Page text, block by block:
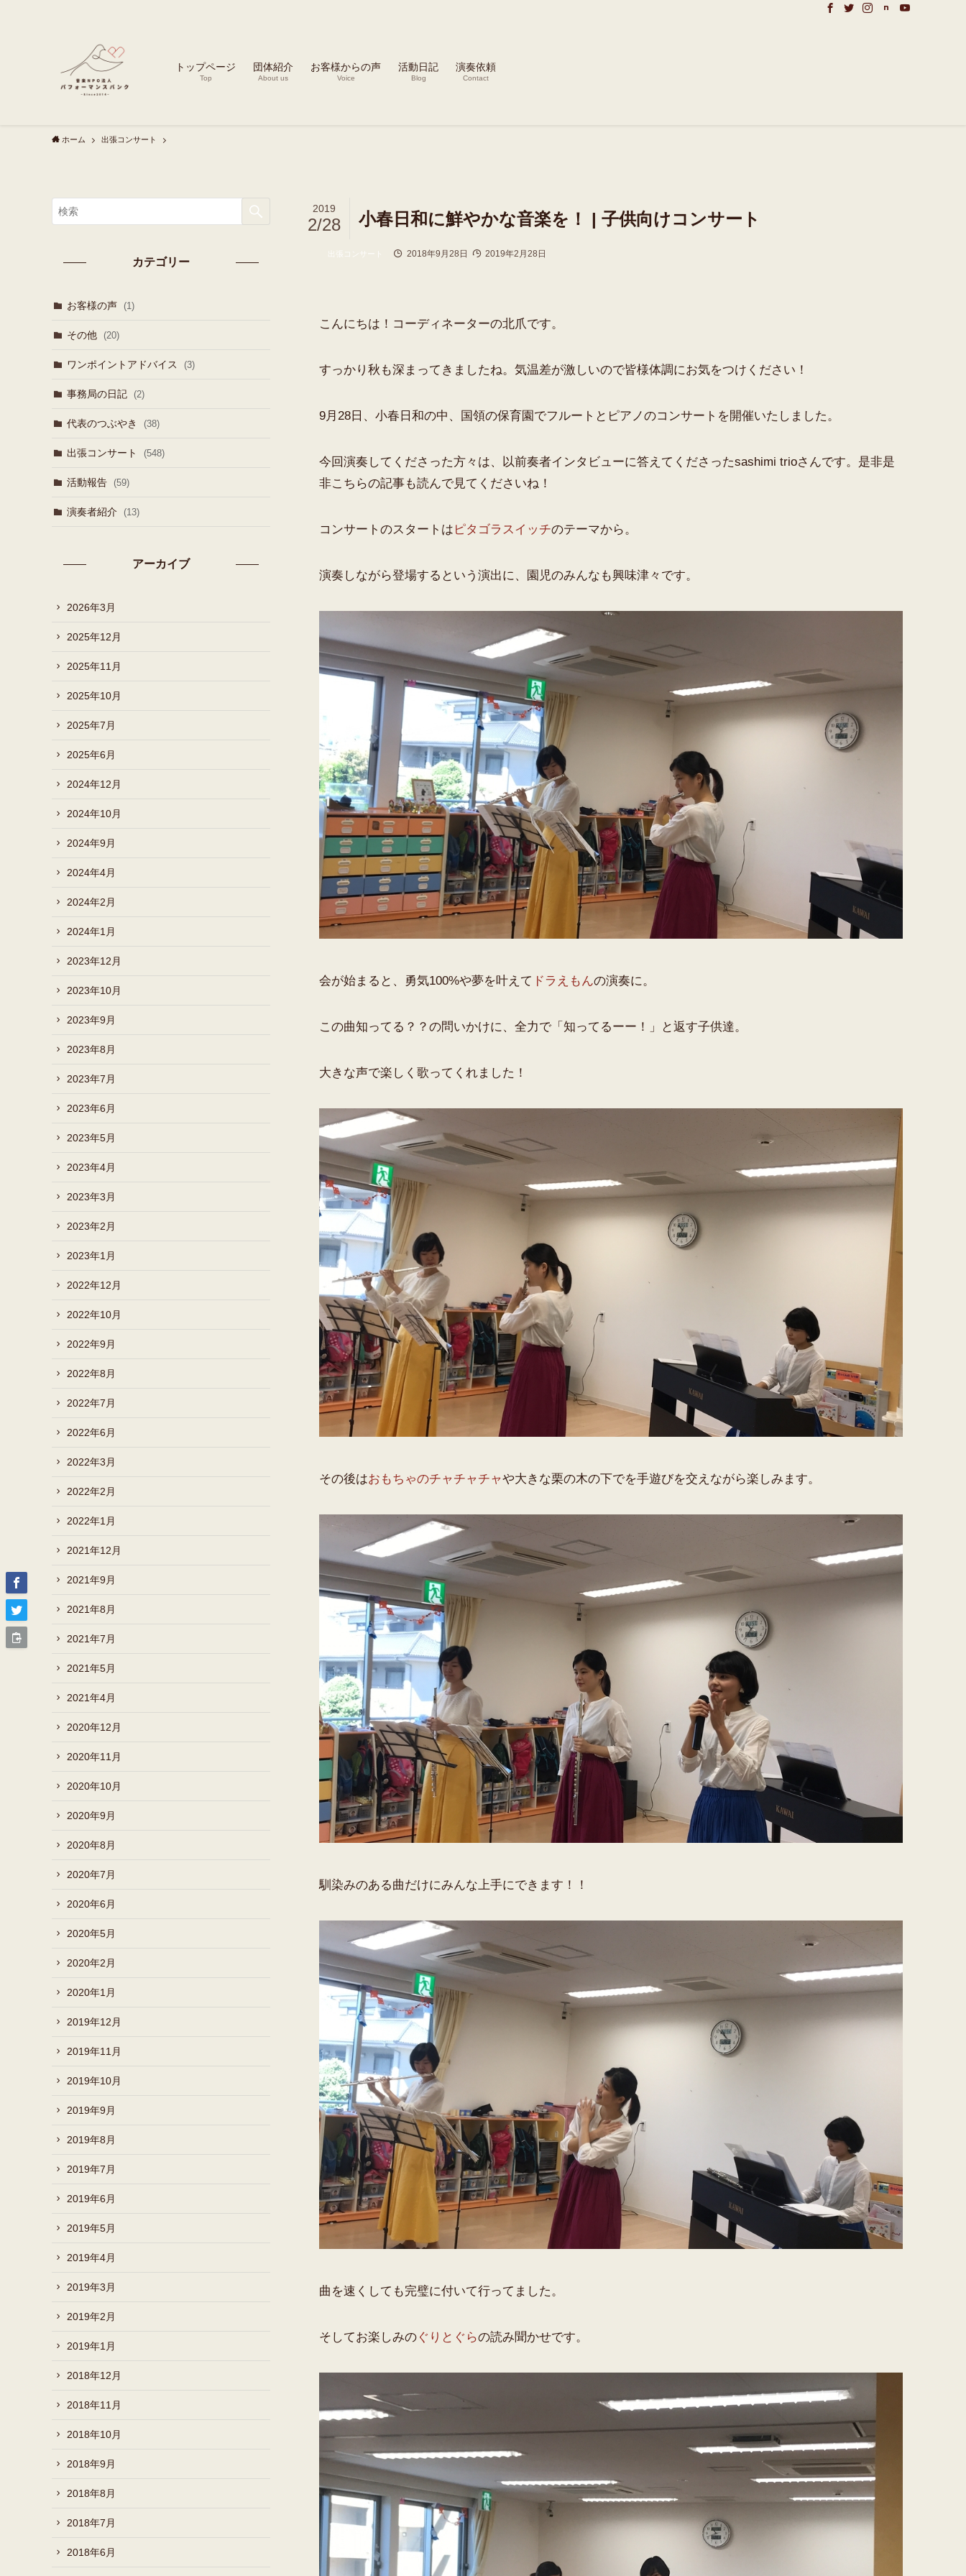
トップページ
Top
団体紹介
About us
お客様からの声
Voice
活動日記
Blog
演奏依頼
Contact
ホーム 出張コンサート
小春日和に鮮やかな音楽を！ | 子供向けコンサート
2019
2/28
出張コンサート 2018年9月28日 2019年2月28日
こんにちは！コーディネーターの北爪です。
すっかり秋も深まってきましたね。気温差が激しいので皆様体調にお気をつけください！
9月28日、小春日和の中、国領の保育園でフルートとピアノのコンサートを開催いたしました。
今回演奏してくださった方々は、以前奏者インタビューに答えてくださったsashimi trioさんです。是非是
非こちらの記事も読んで見てくださいね！
コンサートのスタートは ピタゴラスイッチのテーマから。
演奏しながら登場するという演出に、園児のみんなも興味津々です。
会が始まると、勇気100%や夢を叶えて ドラえもんの演奏に。
この曲知ってる？？の問いかけに、全力で「知ってるーー！」と返す子供達。
大きな声で楽しく歌ってくれました！
その後はおもちゃのチャチャチャや大きな栗の木の下でを手遊びを交えながら楽しみます。
馴染みのある曲だけにみんな上手にできます！！
曲を速くしても完璧に付いて行ってました。
そしてお楽しみの ぐりとぐらの読み聞かせです。
カテゴリー
お客様の声 (1)
その他 (20)
ワンポイントアドバイス (3)
事務局の日記 (2)
代表のつぶやき (38)
出張コンサート (548)
活動報告 (59)
演奏者紹介 (13)
アーカイブ
2026年3月
2025年12月
2025年11月
2025年10月
2025年7月
2025年6月
2024年12月
2024年10月
2024年9月
2024年4月
2024年2月
2024年1月
2023年12月
2023年10月
2023年9月
2023年8月
2023年7月
2023年6月
2023年5月
2023年4月
2023年3月
2023年2月
2023年1月
2022年12月
2022年10月
2022年9月
2022年8月
2022年7月
2022年6月
2022年3月
2022年2月
2022年1月
2021年12月
2021年9月
2021年8月
2021年7月
2021年5月
2021年4月
2020年12月
2020年11月
2020年10月
2020年9月
2020年8月
2020年7月
2020年6月
2020年5月
2020年2月
2020年1月
2019年12月
2019年11月
2019年10月
2019年9月
2019年8月
2019年7月
2019年6月
2019年5月
2019年4月
2019年3月
2019年2月
2019年1月
2018年12月
2018年11月
2018年10月
2018年9月
2018年8月
2018年7月
2018年6月